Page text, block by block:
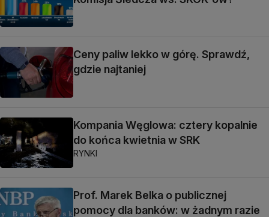
Ceny paliw lekko w górę. Sprawdź,
gdzie najtaniej
Kompania Węglowa: cztery kopalnie
do końca kwietnia w SRK
RYNKI
Prof. Marek Belka o publicznej
pomocy dla banków: w żadnym razie